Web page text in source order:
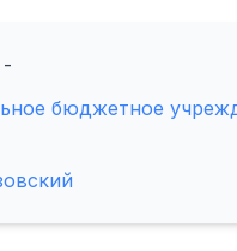
-
бюджетное